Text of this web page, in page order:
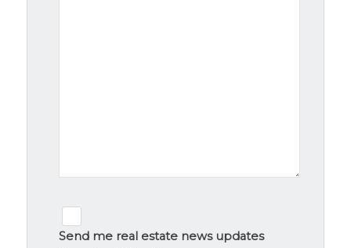
signup
Send me real estate news updates